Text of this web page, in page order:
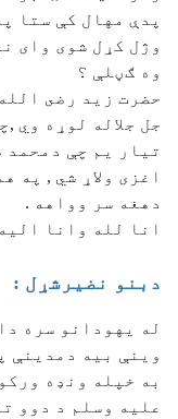
پدې مهال كې ستا
وژل كړل شوى وای
وه ګڼلې ؟
حضرت زيد رضى
جل جلاله لوړه وي
تيار يم چې دمحمد
اغزى ولاړ شي , په
دهغه سر وواهه .
انا لله وانا
دبنو نضيرشړل :
له يهودانو سره
وينې بيه دمدينې
به خپله ونډه
عليه وسلم د دوو